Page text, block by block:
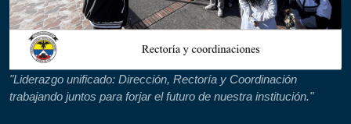
"Liderazgo unificado: Dirección, Rectoría y Coordinación
trabajando juntos para forjar el futuro de nuestra institución."